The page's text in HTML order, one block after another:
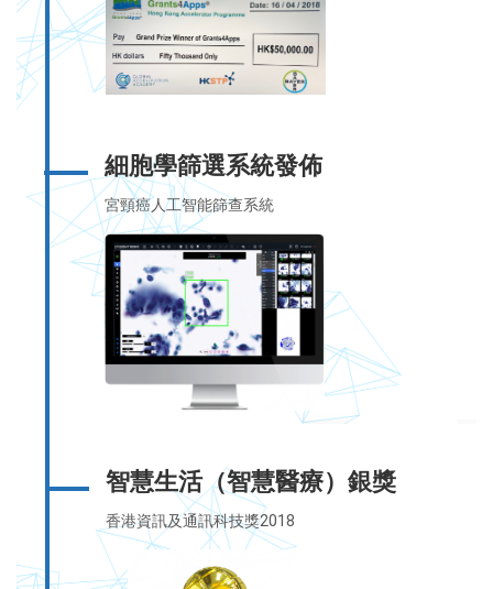
細胞學篩選系統發佈
宮頸癌人工智能篩查系統
智慧生活（智慧醫療）銀獎
香港資訊及通訊科技獎2018